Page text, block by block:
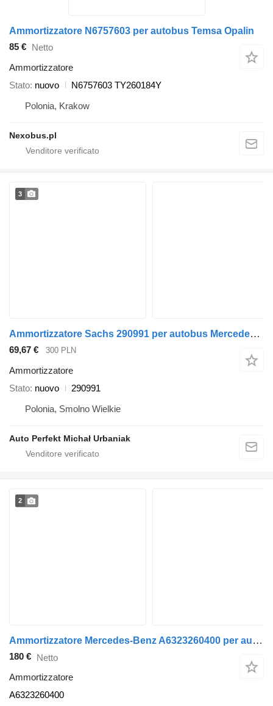
Ammortizzatore N6757603 per autobus Temsa Opalin
85 € Netto
Ammortizzatore
Stato nuovo
N6757603 TY260184Y
Polonia, Krakow
Nexobus.pl
3
Ammortizzatore Sachs 290991 per autobus Mercedes-Benz Citaro, conecto
69,67 € 300 PLN
Ammortizzatore
Stato nuovo
290991
Polonia, Smolno Wielkie
Auto Perfekt Michał Urbaniak
2
Ammortizzatore Mercedes-Benz A6323260400 per autobus Mercedes-Benz Intouro
180 € Netto
Ammortizzatore
A6323260400